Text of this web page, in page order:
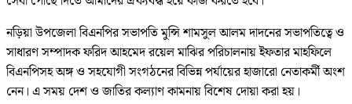
নড়িয়া উপজেলা বিএনপির সভাপতি মুন্সি শামসুল আলম দাদনের সভাপতিত্বে ও
সাধারণ সম্পাদক ফরিদ আহমেদ রয়েল মাঝির পরিচালনায় ইফতার মাহফিলে
বিএনপিসহ অঙ্গ ও সহযোগী সংগঠনের বিভিন্ন পর্যায়ের হাজারো নেতাকর্মী অংশ
নেন। এ সময় দেশ ও জাতির কল্যাণ কামনায় বিশেষ দোয়া করা হয়।